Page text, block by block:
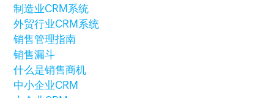
制造业CRM系统
外贸行业CRM系统
销售管理指南
销售漏斗
什么是销售商机
中小企业CRM